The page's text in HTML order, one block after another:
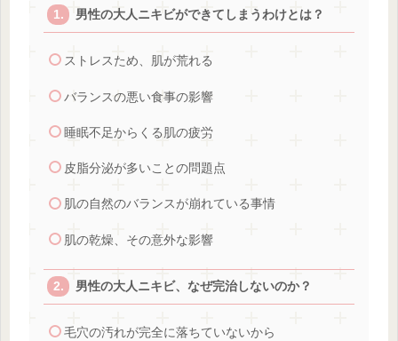
男性の大人ニキビができてしまうわけとは？
ストレスため、肌が荒れる
バランスの悪い食事の影響
睡眠不足からくる肌の疲労
皮脂分泌が多いことの問題点
肌の自然のバランスが崩れている事情
肌の乾燥、その意外な影響
男性の大人ニキビ、なぜ完治しないのか？
毛穴の汚れが完全に落ちていないから